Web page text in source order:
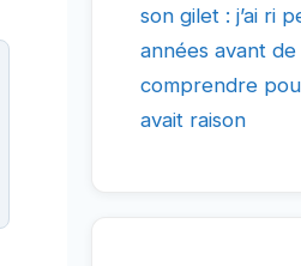
son gilet : j’ai ri
années avant de
comprendre
avait raison